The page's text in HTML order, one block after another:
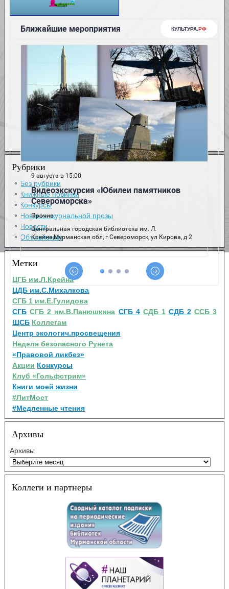
Рубрики
Без рубрики
Книжные новинки
Конкурсы
Новинки журнальной прозы
Новости
Объявления
Метки
ЦГБ им.Л.Крейна
ЦДБ им.С.Михалкова
СГБ 1 им.Е.Гулидова
СГБ СГБ 2 им.В.Панюшкина СГБ 4 СДБ 1 СДБ 2 ССБ 3
ЩСБ Коллегам
Центр экологич.просвещения
Неделя безопасного Рунета
«Правовой ликбез»
Акции Конкурсы
Клуб «Гольфстрим»
Книги моей жизни
#ЛитМост
#Медленные чтения
Архивы
Архивы
Коллеги и партнеры